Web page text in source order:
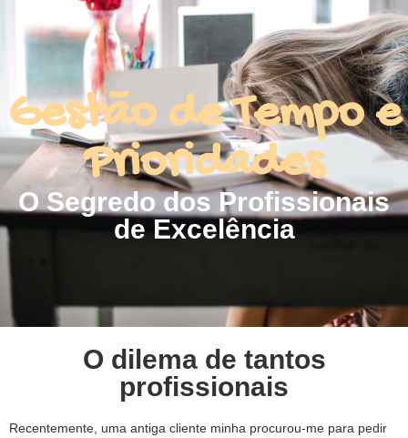
Gestão de Tempo e
Prioridades
O Segredo dos Profissionais
de Excelência
O dilema de tantos
profissionais
Recentemente, uma antiga cliente minha procurou-me para pedir